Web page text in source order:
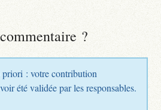
?
priori : votre contribution
été validée par les responsables.